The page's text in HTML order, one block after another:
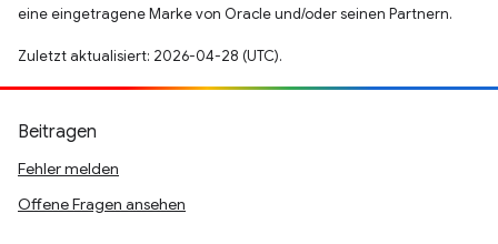
eine eingetragene Marke von Oracle und/oder seinen Partnern.
Zuletzt aktualisiert: 2026-04-28 (UTC).
Beitragen
Fehler melden
Offene Fragen ansehen